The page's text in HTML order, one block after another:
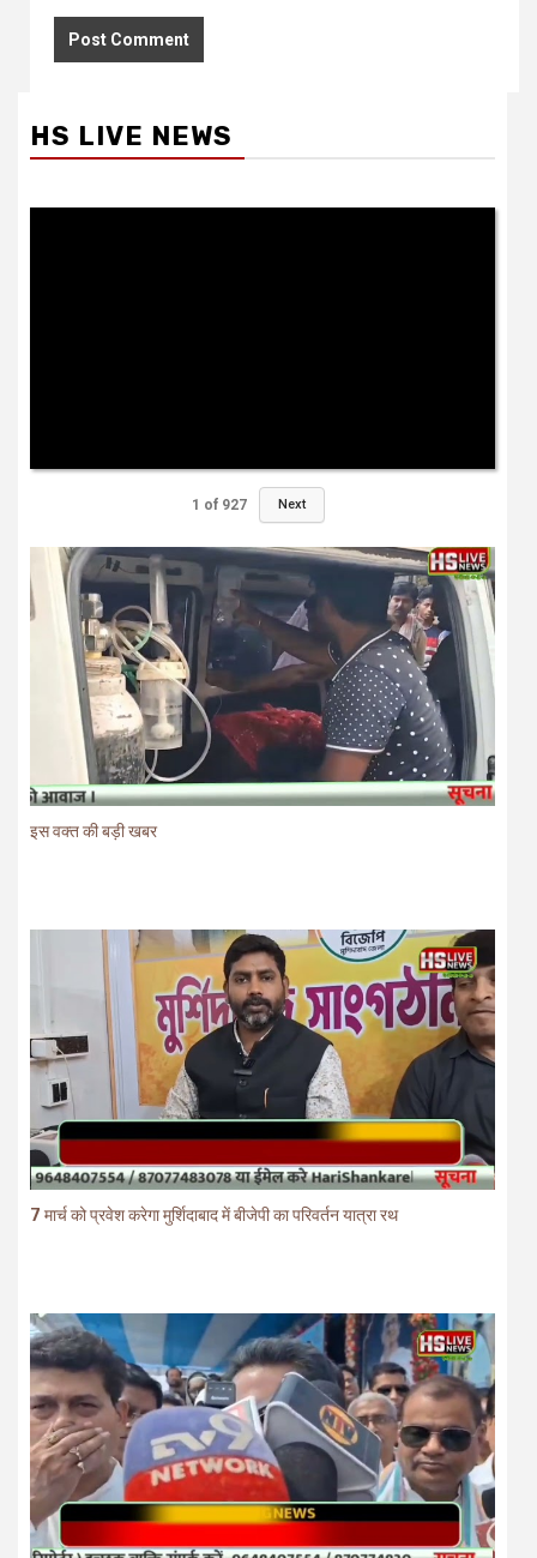
HS LIVE NEWS
1 of 927 Next
इस वक्त की बड़ी खबर
7 मार्च को प्रवेश करेगा मुर्शिदाबाद में बीजेपी का परिवर्तन यात्रा रथ